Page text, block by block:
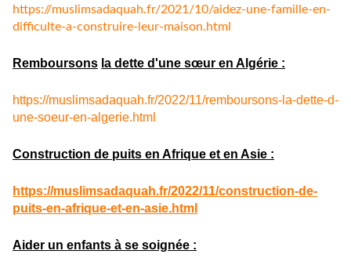
https://muslimsadaquah.fr/2021/10/aidez-une-famille-en-
difficulte-a-construire-leur-maison.html
Remboursons la dette d'une sœur en Algérie :
https://muslimsadaquah.fr/2022/11/remboursons-la-dette-d-
une-soeur-en-algerie.html
Construction de puits en Afrique et en Asie :
https://muslimsadaquah.fr/2022/11/construction-de-
puits-en-afrique-et-en-asie.html
Aider un enfants à se soignée :